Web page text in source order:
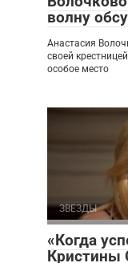
волну
Анастасия
своей
особое место
ЗВЕЗДЫ
«Когда
Кристины